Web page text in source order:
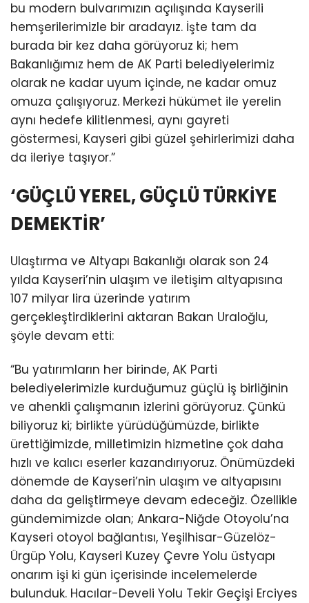
bu modern bulvarımızın açılışında Kayserili
hemşerilerimizle bir aradayız. İşte tam da
burada bir kez daha görüyoruz ki; hem
Bakanlığımız hem de AK Parti belediyelerimiz
olarak ne kadar uyum içinde, ne kadar omuz
omuza çalışıyoruz. Merkezi hükümet ile yerelin
aynı hedefe kilitlenmesi, aynı gayreti
göstermesi, Kayseri gibi güzel şehirlerimizi daha
da ileriye taşıyor.”
‘GÜÇLÜ YEREL, GÜÇLÜ TÜRKİYE
DEMEKTİR’
Ulaştırma ve Altyapı Bakanlığı olarak son 24
yılda Kayseri’nin ulaşım ve iletişim altyapısına
107 milyar lira üzerinde yatırım
gerçekleştirdiklerini aktaran Bakan Uraloğlu,
şöyle devam etti:
“Bu yatırımların her birinde, AK Parti
belediyelerimizle kurduğumuz güçlü iş birliğinin
ve ahenkli çalışmanın izlerini görüyoruz. Çünkü
biliyoruz ki; birlikte yürüdüğümüzde, birlikte
ürettiğimizde, milletimizin hizmetine çok daha
hızlı ve kalıcı eserler kazandırıyoruz. Önümüzdeki
dönemde de Kayseri’nin ulaşım ve altyapısını
daha da geliştirmeye devam edeceğiz. Özellikle
gündemimizde olan; Ankara-Niğde Otoyolu’na
Kayseri otoyol bağlantısı, Yeşilhisar-Güzelöz-
Ürgüp Yolu, Kayseri Kuzey Çevre Yolu üstyapı
onarım işi ki gün içerisinde incelemelerde
bulunduk. Hacılar-Develi Yolu Tekir Geçişi Erciyes